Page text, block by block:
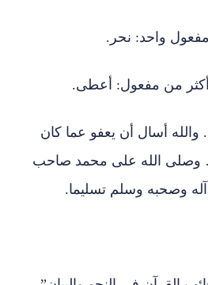
أسال أن يعفو عما كان
الله على محمد صاحب
وصحبه وسلم تسليما.